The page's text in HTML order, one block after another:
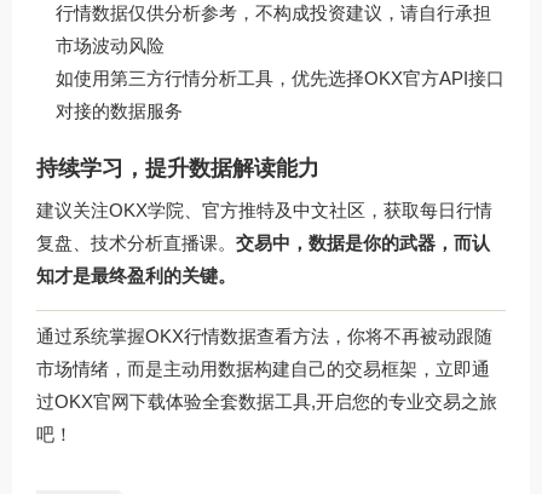
行情数据仅供分析参考，不构成投资建议，请自行承担
市场波动风险
如使用第三方行情分析工具，优先选择OKX官方API接口
对接的数据服务
持续学习，提升数据解读能力
建议关注OKX学院、官方推特及中文社区，获取每日行情
复盘、技术分析直播课。 交易中，数据是你的武器，而认
知才是最终盈利的关键。
通过系统掌握OKX行情数据查看方法，你将不再被动跟随
市场情绪，而是主动用数据构建自己的交易框架，立即通
过OKX官网下载体验全套数据工具,开启您的专业交易之旅
吧！